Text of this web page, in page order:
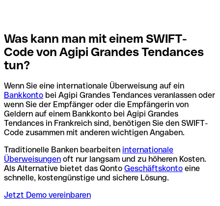
Was kann man mit einem SWIFT-
Code von Agipi Grandes Tendances
tun?
Wenn Sie eine internationale Überweisung auf ein
Bankkonto bei Agipi Grandes Tendances veranlassen oder
wenn Sie der Empfänger oder die Empfängerin von
Geldern auf einem Bankkonto bei Agipi Grandes
Tendances in Frankreich sind, benötigen Sie den SWIFT-
Code zusammen mit anderen wichtigen Angaben.
Traditionelle Banken bearbeiten internationale
Überweisungen oft nur langsam und zu höheren Kosten.
Als Alternative bietet das Qonto Geschäftskonto eine
schnelle, kostengünstige und sichere Lösung.
Jetzt Demo vereinbaren